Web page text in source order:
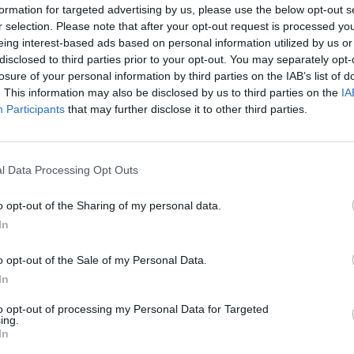
for targeted advertising by us, please use the below opt-out
selection. Please note that after your opt-out request is processed
interest-based ads based on personal information utilized by us
to third parties prior to your opt-out. You may separately
of your personal information by third parties on the IAB’s list of
This information may also be disclosed by us to third parties on the
Participants that may further disclose it to other third parties.
Data Processing Opt Outs
opt-out of the Sharing of my personal data.
opt-out of the Sale of my Personal Data.
opt-out of processing my Personal Data for Targeted
qu’il rembourserait les frais de carburant des clients
kilométriques des personnes qui se déplacent pour
font l’effort de venir », précise-t-il. Contrairement au
viennent par envie, ce qui rend cette démarche plus
10 euros
en bénéficier, il suffit aux clients d’indiquer leur lieu
La réduction est dégressive, en fonction de la distance
de 3 euros, ceux venant des communes voisines
de 5 euros, et pour les clients venant de plus loin, la
montant varie selon la bonne foi des clients et la distance
démarche vise à fidéliser sa clientèle et à leur permettre
du prix de l’essence. « Le prix des carburants est
peut freiner leurs déplacements, surtout pour un plaisir